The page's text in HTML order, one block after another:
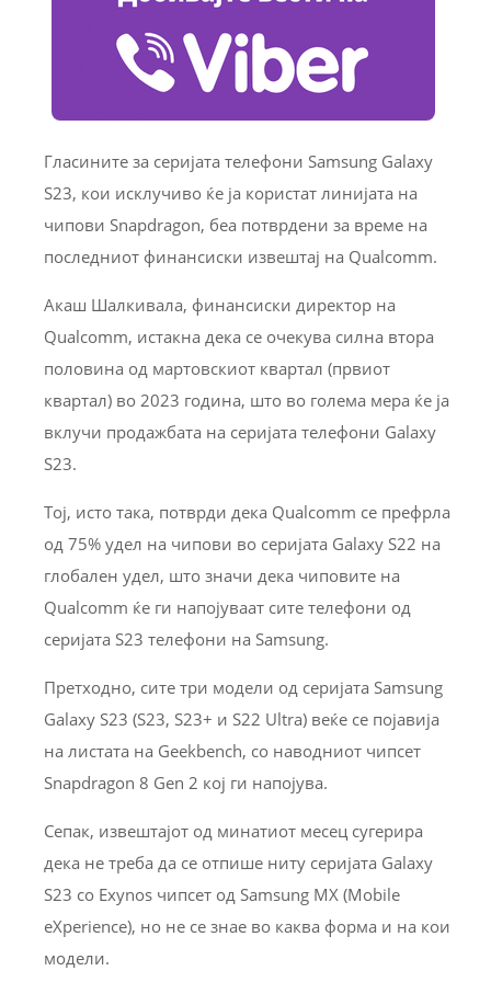
Гласините за серијата телефони Samsung Galaxy
S23, кои исклучиво ќе ја користат линијата на
чипови Snapdragon, беа потврдени за време на
последниот финансиски извештај на Qualcomm.
Акаш Шалкивала, финансиски директор на
Qualcomm, истакна дека се очекува силна втора
половина од мартовскиот квартал (првиот
квартал) во 2023 година, што во голема мера ќе ја
вклучи продажбата на серијата телефони Galaxy
S23.
Тој, исто така, потврди дека Qualcomm се префрла
од 75% удел на чипови во серијата Galaxy S22 на
глобален удел, што значи дека чиповите на
Qualcomm ќе ги напојуваат сите телефони од
серијата S23 телефони на Samsung.
Претходно, сите три модели од серијата Samsung
Galaxy S23 (S23, S23+ и S22 Ultra) веќе се појавија
на листата на Geekbench, со наводниот чипсет
Snapdragon 8 Gen 2 кој ги напојува.
Сепак, извештајот од минатиот месец сугерира
дека не треба да се отпише ниту серијата Galaxy
S23 со Exynos чипсет од Samsung MX (Mobile
eXperience), но не се знае во каква форма и на кои
модели.